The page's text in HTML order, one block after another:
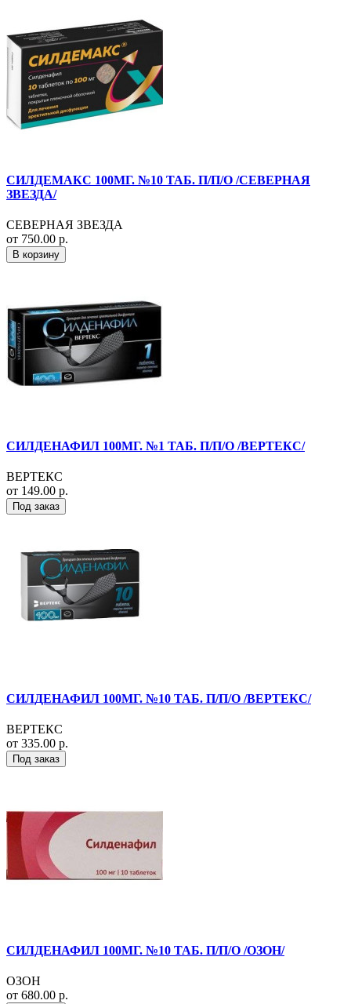
СИЛДЕМАКС 100МГ. №10 ТАБ. П/П/О /СЕВЕРНАЯ
ЗВЕЗДА/
СЕВЕРНАЯ ЗВЕЗДА
от 750.00 р.
В корзину
СИЛДЕНАФИЛ 100МГ. №1 ТАБ. П/П/О /ВЕРТЕКС/
ВЕРТЕКС
от 149.00 р.
Под заказ
СИЛДЕНАФИЛ 100МГ. №10 ТАБ. П/П/О /ВЕРТЕКС/
ВЕРТЕКС
от 335.00 р.
Под заказ
СИЛДЕНАФИЛ 100МГ. №10 ТАБ. П/П/О /ОЗОН/
ОЗОН
от 680.00 р.